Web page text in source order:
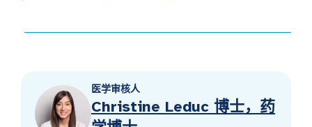
医学审核人
Christine Leduc 博士，药